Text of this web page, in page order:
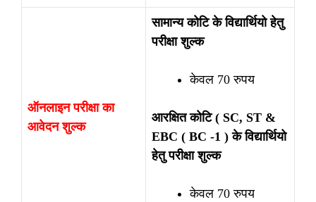
ऑनलाइन परीक्षा का
आवेदन शुल्क
सामान्य कोटि के विद्यार्थियो हेतु
परीक्षा शुल्क
केवल 70 रुपय
आरक्षित कोटि ( SC, ST &
EBC ( BC -1 ) के विद्यार्थियो
हेतु परीक्षा शुल्क
केवल 70 रुपय